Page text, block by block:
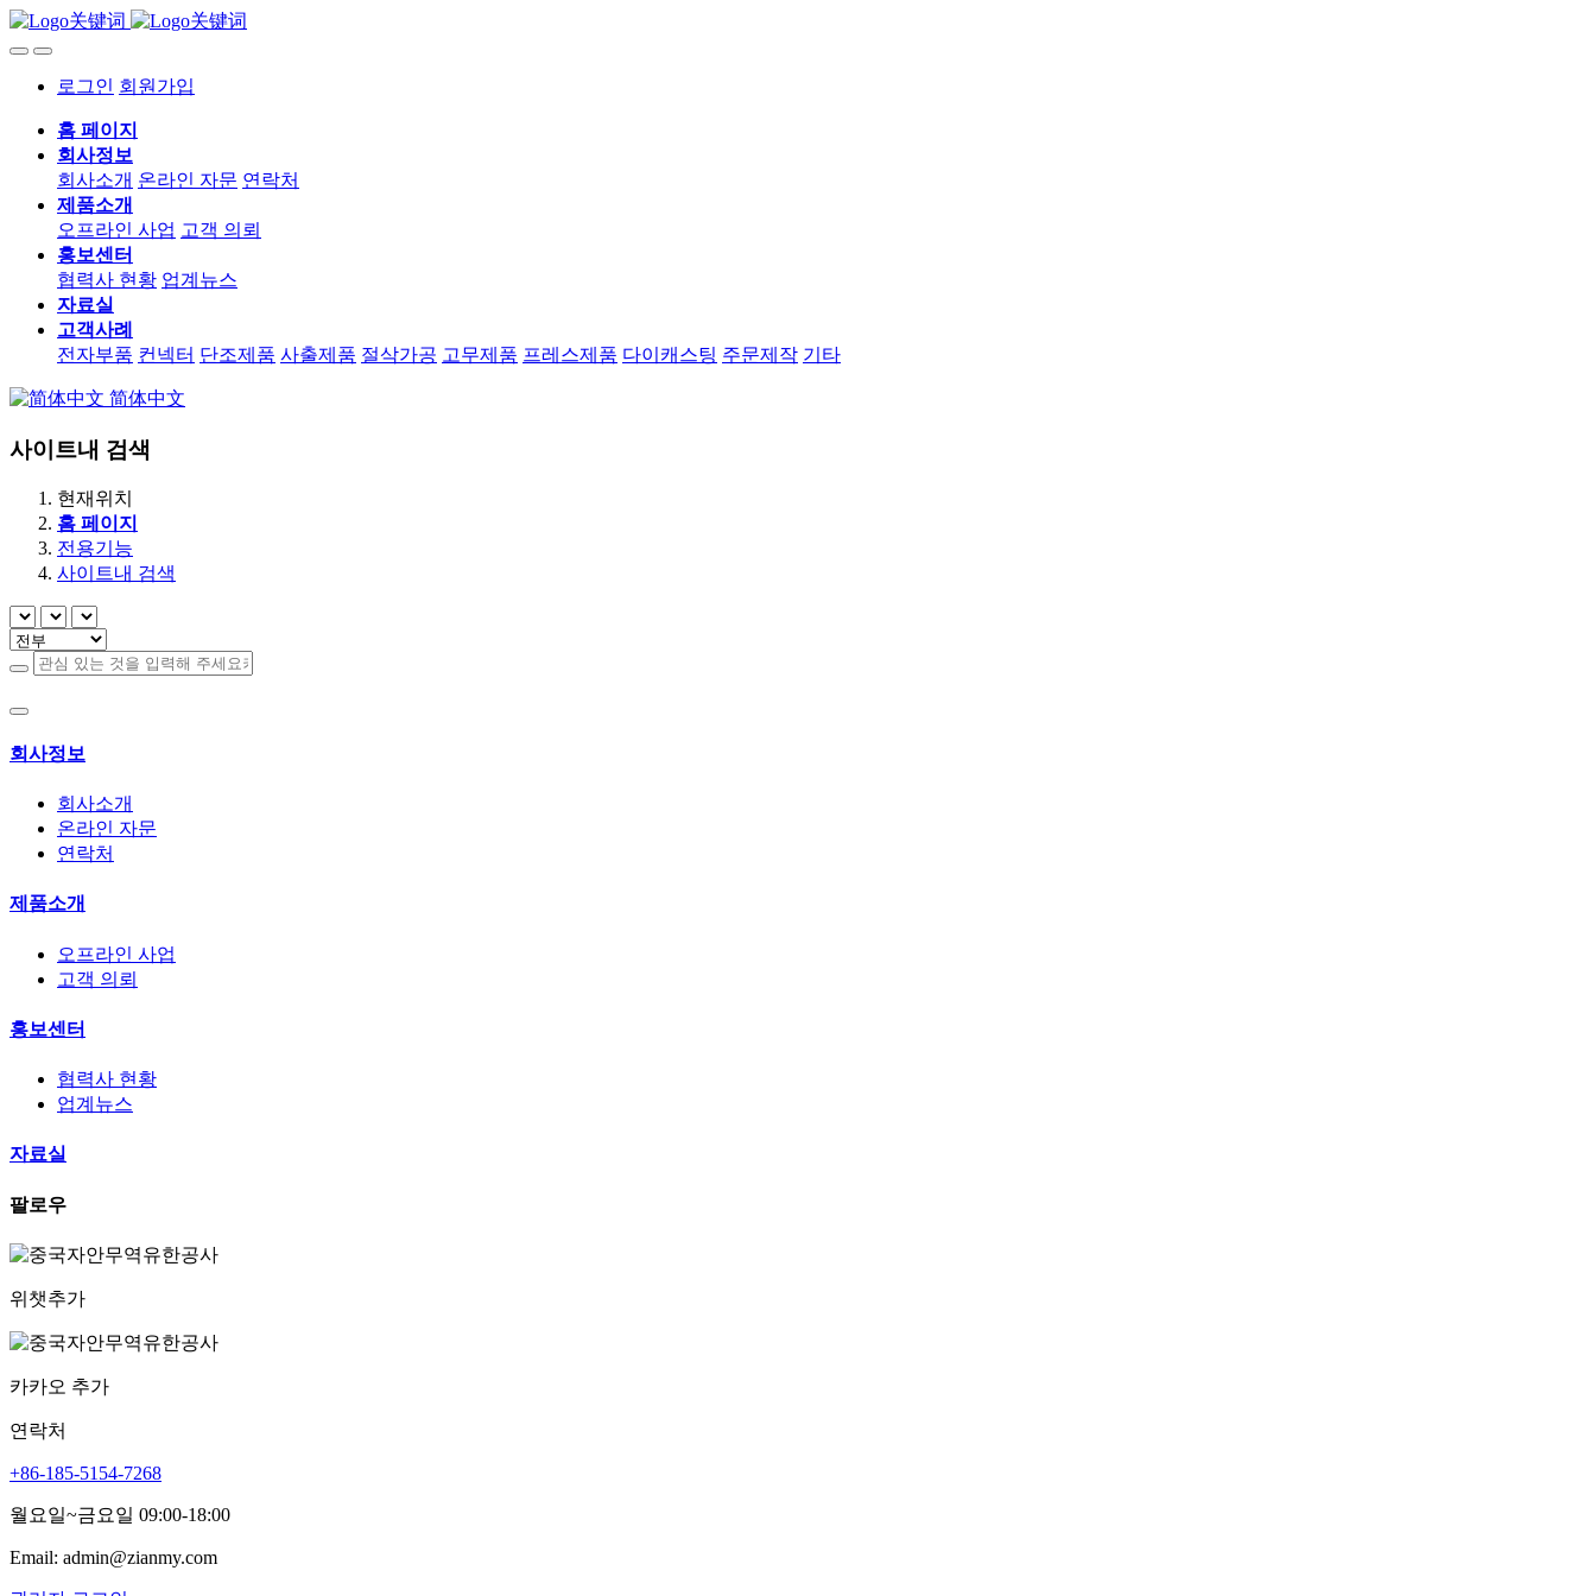
로그인 회원가입
홈 페이지
회사정보
회사소개 온라인 자문 연락처
제품소개
오프라인 사업 고객 의뢰
홍보센터
협력사 현황 업계뉴스
자료실
고객사례
전자부품 컨넥터 단조제품 사출제품 절삭가공 고무제품 프레스제품 다이캐스팅 주문제작 기타
简体中文
사이트내 검색
현재위치
홈 페이지
전용기능
사이트내 검색
회사정보
회사소개
온라인 자문
연락처
제품소개
오프라인 사업
고객 의뢰
홍보센터
협력사 현황
업계뉴스
자료실
팔로우
위챗추가
카카오 추가
연락처
+86-185-5154-7268
월요일~금요일 09:00-18:00
Email: admin@zianmy.com